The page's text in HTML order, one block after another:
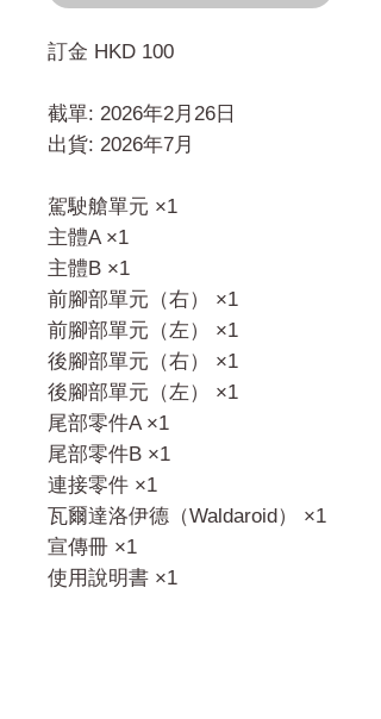
訂金 HKD 100
截單: 2026年2月26日
出貨: 2026年7月
駕駛艙單元 ×1
主體A ×1
主體B ×1
前腳部單元（右） ×1
前腳部單元（左） ×1
後腳部單元（右） ×1
後腳部單元（左） ×1
尾部零件A ×1
尾部零件B ×1
連接零件 ×1
瓦爾達洛伊德（Waldaroid） ×1
宣傳冊 ×1
使用說明書 ×1